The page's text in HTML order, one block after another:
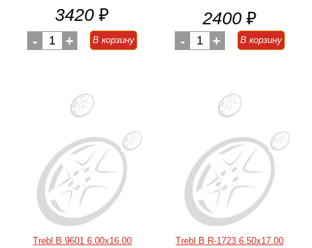
3420 ₽
- 1 + В корзину
2400 ₽
- 1 + В корзину
Trebl B 9601 6.00x16.00
Trebl B R-1723 6.50x17.00